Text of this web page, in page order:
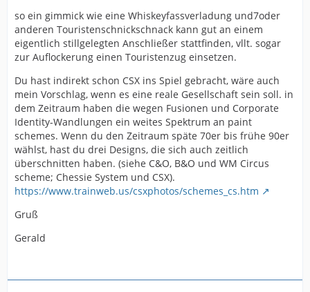
so ein gimmick wie eine Whiskeyfassverladung und7oder
anderen Touristenschnickschnack kann gut an einem
eigentlich stillgelegten Anschließer stattfinden, vllt. sogar
zur Auflockerung einen Touristenzug einsetzen.
Du hast indirekt schon CSX ins Spiel gebracht, wäre auch
mein Vorschlag, wenn es eine reale Gesellschaft sein soll. in
dem Zeitraum haben die wegen Fusionen und Corporate
Identity-Wandlungen ein weites Spektrum an paint
schemes. Wenn du den Zeitraum späte 70er bis frühe 90er
wählst, hast du drei Designs, die sich auch zeitlich
überschnitten haben. (siehe C&O, B&O und WM Circus
scheme; Chessie System und CSX).
https://www.trainweb.us/csxphotos/schemes_cs.htm
Gruß
Gerald